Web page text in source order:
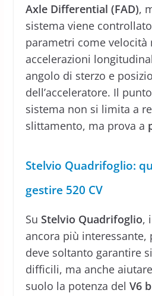
Axle Differential (FAD),
sistema viene
parametri come velocità
accelerazioni
angolo di sterzo e
dell’acceleratore. Il
sistema non si limita a
slittamento, ma prova a
Stelvio Quadrifoglio:
gestire 520 CV
Su Stelvio Quadrifoglio,
ancora più interessante,
deve soltanto garantire
difficili, ma anche
suolo la potenza del V6